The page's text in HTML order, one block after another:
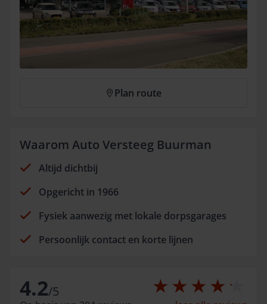
Plan route
Waarom Auto Versteeg Buurman
Altijd dichtbij
Opgericht in 1966
Fysiek aanwezig met lokale dorpsgarages
Persoonlijk contact en korte lijnen
4.2/5